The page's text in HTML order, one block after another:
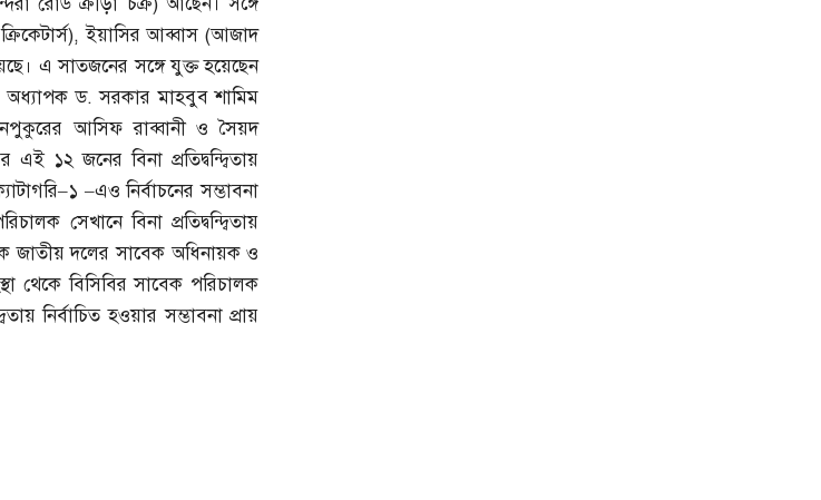
),ইয়াসির আব্বাস (আজাদ
এ সাতজনের সঙ্গে যুক্ত হয়েছেন
অধ্যাপক ড.সরকার মাহবুব শামিম
আসিফ রাব্বানী ও সৈয়দ
এই ১২ জনের বিনা প্রতিদ্বন্দ্বিতায়
–১ –এও নির্বাচনের সম্ভাবনা
সেখানে বিনা প্রতিদ্বন্দ্বিতায়
জাতীয় দলের সাবেক অধিনায়ক ও
থেকে বিসিবির সাবেক পরিচালক
নির্বাচিত হওয়ার সম্ভাবনা প্রায়